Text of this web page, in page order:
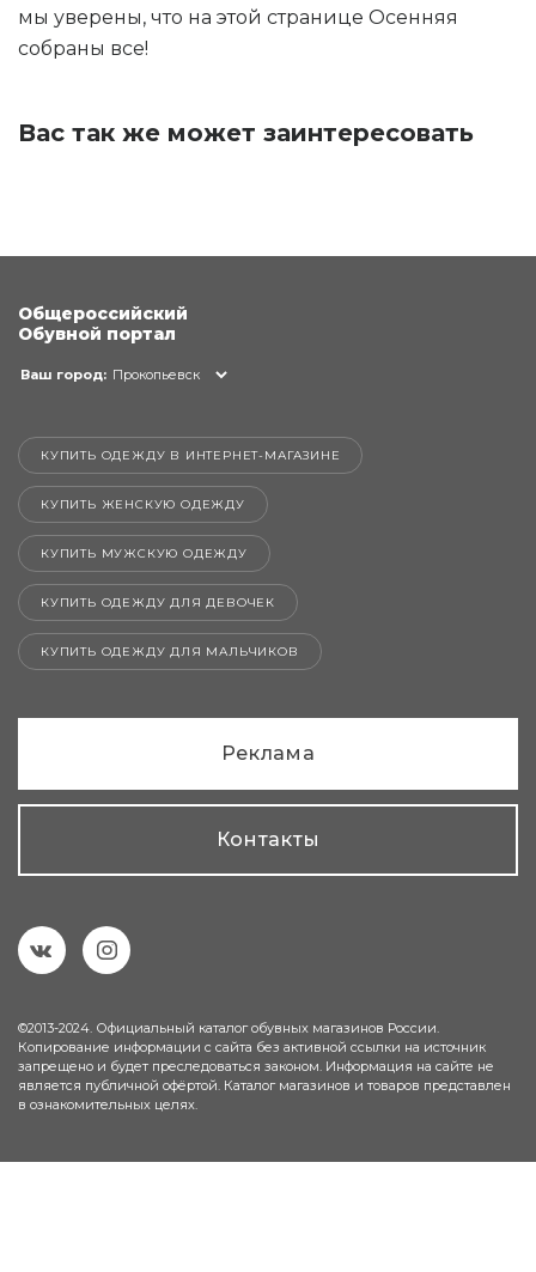
мы уверены, что на этой странице Осенняя
собраны все!
Вас так же может заинтересовать
Общероссийский
Обувной портал
Ваш город: Прокопьевск
КУПИТЬ ОДЕЖДУ В ИНТЕРНЕТ-МАГАЗИНЕ
КУПИТЬ ЖЕНСКУЮ ОДЕЖДУ
КУПИТЬ МУЖСКУЮ ОДЕЖДУ
КУПИТЬ ОДЕЖДУ ДЛЯ ДЕВОЧЕК
КУПИТЬ ОДЕЖДУ ДЛЯ МАЛЬЧИКОВ
Реклама
Контакты
©2013-2024. Официальный каталог обувных магазинов России.
Копирование информации с сайта без активной ссылки на источник
запрещено и будет преследоваться законом. Информация на сайте не
является публичной офёртой. Каталог магазинов и товаров представлен
в ознакомительных целях.